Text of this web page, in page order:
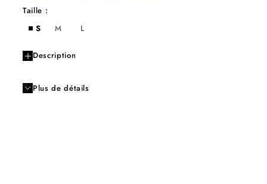
Taille :
S
M L
Description
Plus de détails